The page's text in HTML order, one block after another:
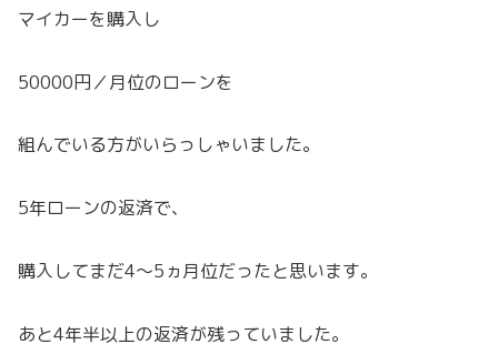
マイカーを購入し
50000円／月位のローンを
組んでいる方がいらっしゃいました。
5年ローンの返済で、
購入してまだ4～5ヵ月位だったと思います。
あと4年半以上の返済が残っていました。